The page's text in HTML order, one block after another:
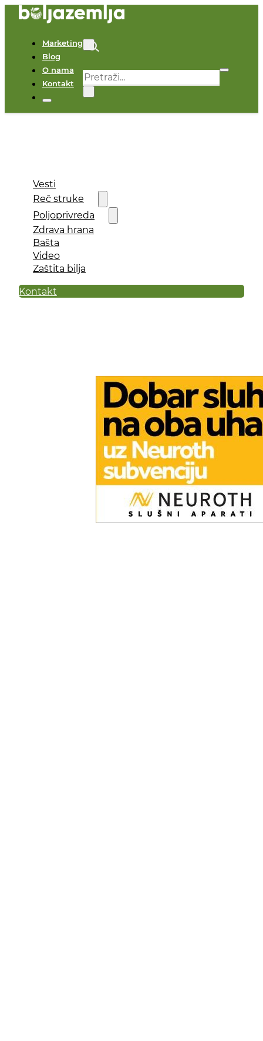
Marketing
Blog
O nama
Kontakt
Pretraga
Vesti
Reč struke
Poljoprivreda
Zdrava hrana
Bašta
Video
Zaštita bilja
Kontakt